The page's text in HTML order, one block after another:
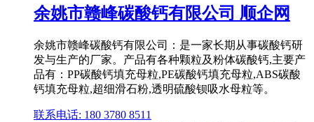
余姚市赣峰碳酸钙有限公司 顺企网
余姚市赣峰碳酸钙有限公司：是一家长期从事碳酸钙研
发与生产的厂家。产品有各种颗粒及粉体碳酸钙,主要产
品有：PP碳酸钙填充母粒,PE碳酸钙填充母粒,ABS碳酸
钙填充母粒,超细滑石粉,透明硫酸钡吸水母粒等。
联系电话: 180 3780 8511